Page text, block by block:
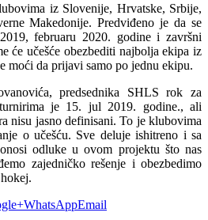
iz Slovenije, Hrvatske, Srbije,
Makedonije. Predviđeno je da se
februaru 2020. godine i završni
će učešće obezbediti najbolja ekipa iz
moći da prijavi samo po jednu ekipu.
predsednika SHLS rok za
je 15. jul 2019. godine., ali
nisu jasno definisani. To je klubovima
o učešću. Sve deluje ishitreno i sa
odluke u ovom projektu što nas
zajedničko rešenje i obezbedimo
WhatsAppEmail